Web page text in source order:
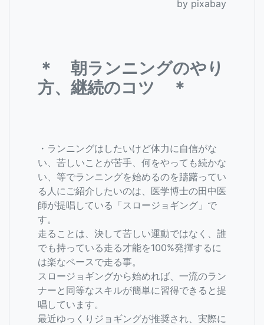
by pixabay
＊ 朝ランニングのやり
方、継続のコツ ＊
・ランニングはしたいけど体力に自信がな
い、苦しいことが苦手、何をやっても続かな
い、等でランニングを始めるのを躊躇ってい
る人にご紹介したいのは、医学博士の田中医
師が提唱している「スロージョギング」で
す。
走ることは、決して苦しい運動ではなく、誰
でも持っている走る才能を100%発揮するに
は楽なペースで走る事。
スロージョギングから始めれば、一流のラン
ナーと同等なスキルが簡単に習得できると提
唱しています。
最近ゆっくりジョギングが推奨され、実際に